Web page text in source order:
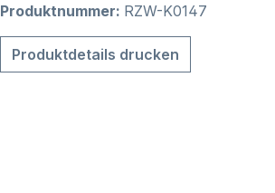
Produktnummer: RZW-K0147
Produktdetails drucken